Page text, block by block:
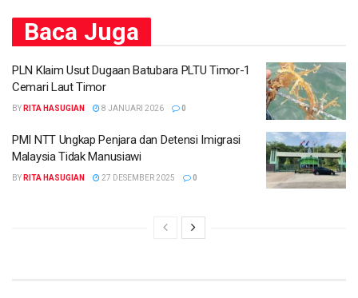
Baca Juga
PLN Klaim Usut Dugaan Batubara PLTU Timor-1
Cemari Laut Timor
BY RITA HASUGIAN 8 JANUARI 2026 0
PMI NTT Ungkap Penjara dan Detensi Imigrasi
Malaysia Tidak Manusiawi
BY RITA HASUGIAN 27 DESEMBER 2025 0